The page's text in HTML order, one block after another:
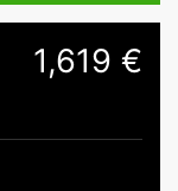
1,619 €